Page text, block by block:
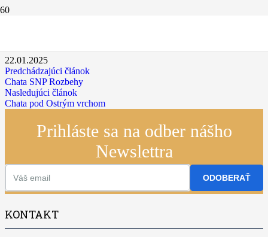
22.01.2025
Predchádzajúci článok
Chata SNP Rozbehy
Nasledujúci článok
Chata pod Ostrým vrchom
Prihláste sa na odber nášho
Newslettra
ODOBERAŤ
KONTAKT